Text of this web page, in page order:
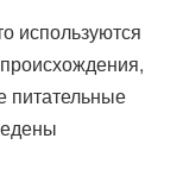
используются
питательные